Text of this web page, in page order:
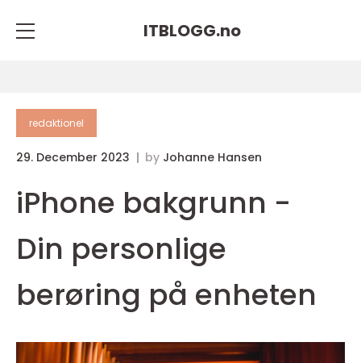
ITBLOGG.no
redaktionel
29. December 2023 by Johanne Hansen
iPhone bakgrunn -
Din personlige
berøring på enheten